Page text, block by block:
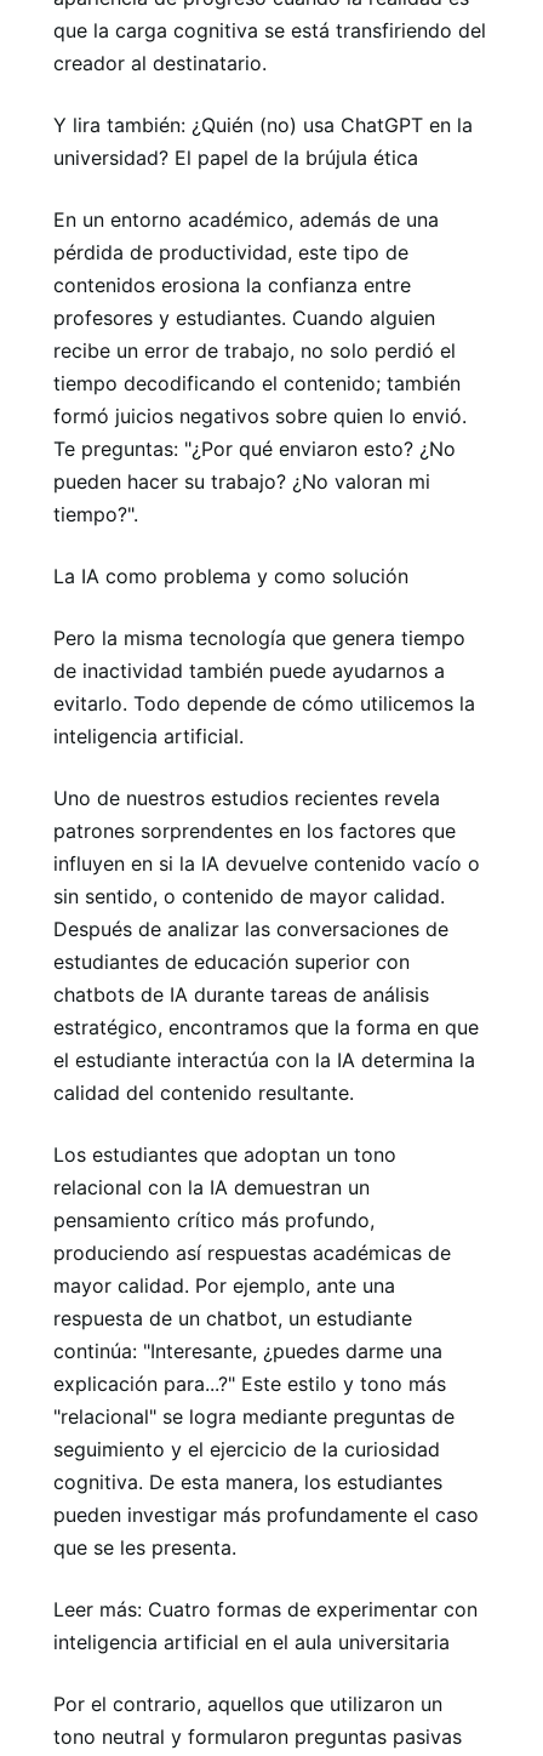
que la carga cognitiva se está transfiriendo del
creador al destinatario.
Y lira también: ¿Quién (no) usa ChatGPT en la
universidad? El papel de la brújula ética
En un entorno académico, además de una
pérdida de productividad, este tipo de
contenidos erosiona la confianza entre
profesores y estudiantes. Cuando alguien
recibe un error de trabajo, no solo perdió el
tiempo decodificando el contenido; también
formó juicios negativos sobre quien lo envió.
Te preguntas: "¿Por qué enviaron esto? ¿No
pueden hacer su trabajo? ¿No valoran mi
tiempo?".
La IA como problema y como solución
Pero la misma tecnología que genera tiempo
de inactividad también puede ayudarnos a
evitarlo. Todo depende de cómo utilicemos la
inteligencia artificial.
Uno de nuestros estudios recientes revela
patrones sorprendentes en los factores que
influyen en si la IA devuelve contenido vacío o
sin sentido, o contenido de mayor calidad.
Después de analizar las conversaciones de
estudiantes de educación superior con
chatbots de IA durante tareas de análisis
estratégico, encontramos que la forma en que
el estudiante interactúa con la IA determina la
calidad del contenido resultante.
Los estudiantes que adoptan un tono
relacional con la IA demuestran un
pensamiento crítico más profundo,
produciendo así respuestas académicas de
mayor calidad. Por ejemplo, ante una
respuesta de un chatbot, un estudiante
continúa: "Interesante, ¿puedes darme una
explicación para...?" Este estilo y tono más
"relacional" se logra mediante preguntas de
seguimiento y el ejercicio de la curiosidad
cognitiva. De esta manera, los estudiantes
pueden investigar más profundamente el caso
que se les presenta.
Leer más: Cuatro formas de experimentar con
inteligencia artificial en el aula universitaria
Por el contrario, aquellos que utilizaron un
tono neutral y formularon preguntas pasivas